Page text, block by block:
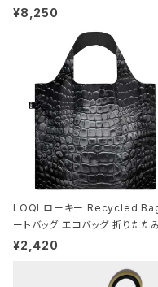
ストンバッグ ショルダーバッグ
ck ジャン=ミッシェル・バスキア/
ウン ブラック
¥8,250
LOQI ローキー Recycled
ートバッグ エコバッグ 折りたた
きめ 撥水加工 収納ポーチ
¥2,420